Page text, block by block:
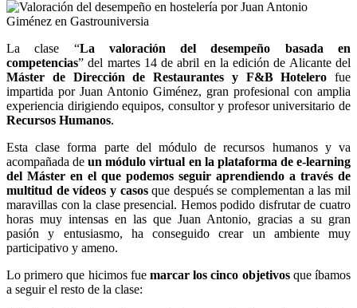
La clase “La valoración del desempeño basada en
competencias” del martes 14 de abril en la edición de Alicante del
Máster de Dirección de Restaurantes y F&B Hotelero fue
impartida por Juan Antonio Giménez, gran profesional con amplia
experiencia dirigiendo equipos, consultor y profesor universitario de
Recursos Humanos.
Esta clase forma parte del módulo de recursos humanos y va
acompañada deun módulo virtual en la plataforma de e-learning
del Máster en el que podemos seguir aprendiendo a través de
multitud de vídeos y casosque después se complementan a las mil
maravillas con la clase presencial. Hemos podido disfrutar de cuatro
horas muy intensas en las que Juan Antonio, gracias a su gran
pasión y entusiasmo, ha conseguido crear un ambiente muy
participativo y ameno.
Lo primero que hicimos fue marcar los cinco objetivosque íbamos
a seguir el resto de la clase: